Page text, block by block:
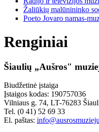
Žaliūkių malūnininko
Poeto Jovaro namas-
Renginiai
Šiaulių „Aušros"
Biudžetinė įstaiga
Įstaigos kodas: 190757036
Vilniaus g. 74, LT-76283
Tel. (0 41) 52 69 33
El. paštas: